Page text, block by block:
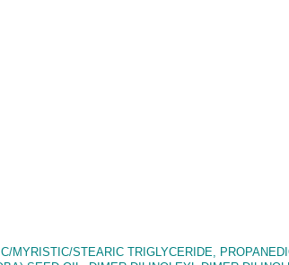
MYRISTIC/STEARIC TRIGLYCERIDE,